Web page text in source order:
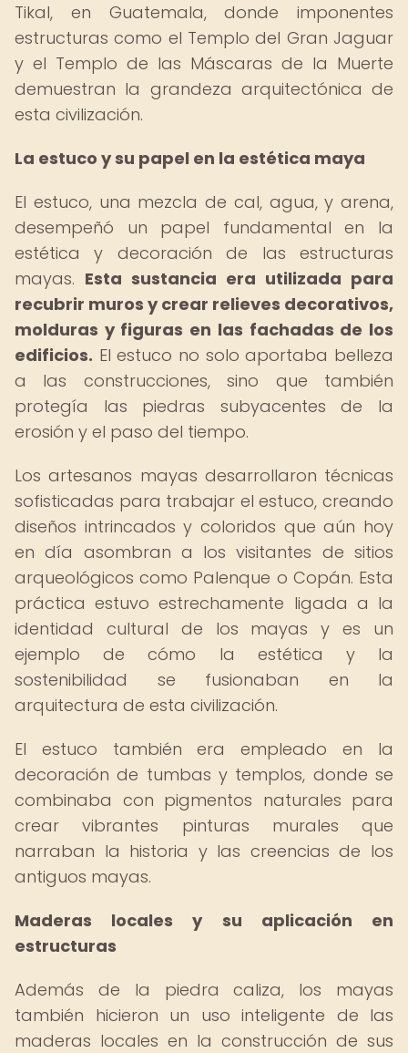
Tikal, en Guatemala, donde imponentes
estructuras como el Templo del Gran Jaguar
y el Templo de las Máscaras de la Muerte
demuestran la grandeza arquitectónica de
esta civilización.
La estuco y su papel en la estética maya
El estuco, una mezcla de cal, agua, y arena,
desempeñó un papel fundamental en la
estética y decoración de las estructuras
mayas. Esta sustancia era utilizada para
recubrir muros y crear relieves decorativos,
molduras y figuras en las fachadas de los
edificios. El estuco no solo aportaba belleza
a las construcciones, sino que también
protegía las piedras subyacentes de la
erosión y el paso del tiempo.
Los artesanos mayas desarrollaron técnicas
sofisticadas para trabajar el estuco, creando
diseños intrincados y coloridos que aún hoy
en día asombran a los visitantes de sitios
arqueológicos como Palenque o Copán. Esta
práctica estuvo estrechamente ligada a la
identidad cultural de los mayas y es un
ejemplo de cómo la estética y la
sostenibilidad se fusionaban en la
arquitectura de esta civilización.
El estuco también era empleado en la
decoración de tumbas y templos, donde se
combinaba con pigmentos naturales para
crear vibrantes pinturas murales que
narraban la historia y las creencias de los
antiguos mayas.
Maderas locales y su aplicación en
estructuras
Además de la piedra caliza, los mayas
también hicieron un uso inteligente de las
maderas locales en la construcción de sus